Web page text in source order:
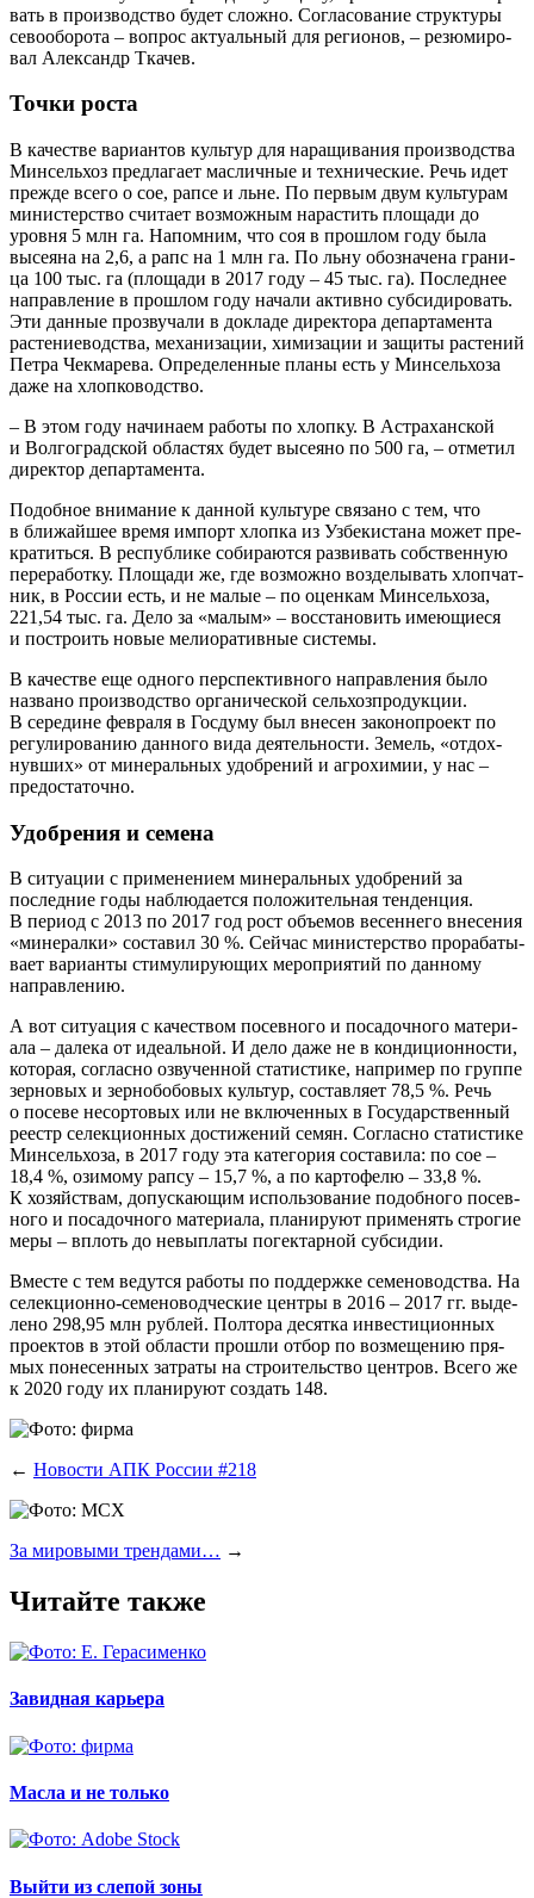
вать в про­из­вод­ство будет слож­но. Согла­со­ва­ние струк­ту­ры
сево­обо­ро­та – вопрос акту­аль­ный для реги­о­нов, – резю­ми­ро­
вал Алек­сандр Ткачев.
Точки роста
В каче­стве вари­ан­тов куль­тур для нара­щи­ва­ния про­из­вод­ства
Мин­сель­хоз пред­ла­га­ет мас­лич­ные и тех­ни­че­ские. Речь идет
преж­де все­го о сое, рап­се и льне. По пер­вым двум куль­ту­рам
мини­стер­ство счи­та­ет воз­мож­ным нарас­тить пло­ща­ди до
уров­ня 5 млн га. Напом­ним, что соя в про­шлом году была
высе­я­на на 2,6, а рапс на 1 млн га. По льну обо­зна­че­на гра­ни­
ца 100 тыс. га (пло­ща­ди в 2017 году – 45 тыс. га). Послед­нее
направ­ле­ние в про­шлом году нача­ли актив­но суб­си­ди­ро­вать.
Эти дан­ные про­зву­ча­ли в докла­де дирек­то­ра депар­та­мен­та
рас­те­ние­вод­ства, меха­ни­за­ции, хими­за­ции и защи­ты рас­те­ний
Пет­ра Чек­ма­ре­ва. Опре­де­лен­ные пла­ны есть у Мин­сель­хоза
даже на хлопководство.
– В этом году начи­на­ем рабо­ты по хлоп­ку. В Аст­ра­хан­ской
и Вол­го­град­ской обла­стях будет высе­я­но по 500 га, – отме­тил
дирек­тор департамента.
Подоб­ное вни­ма­ние к дан­ной куль­ту­ре свя­за­но с тем, что
в бли­жай­шее вре­мя импорт хлоп­ка из Узбе­ки­ста­на может пре­
кра­тить­ся. В рес­пуб­ли­ке соби­ра­ют­ся раз­ви­вать соб­ствен­ную
пере­ра­бот­ку. Пло­ща­ди же, где воз­мож­но воз­де­лы­вать хлоп­чат­
ник, в Рос­сии есть, и не малые – по оцен­кам Мин­сель­хоза,
221,54 тыс. га. Дело за «малым» – вос­ста­но­вить име­ю­щи­е­ся
и постро­ить новые мели­о­ра­тив­ные системы.
В каче­стве еще одно­го пер­спек­тив­но­го направ­ле­ния было
назва­но про­из­вод­ство орга­ни­че­ской сель­хоз­про­дук­ции.
В сере­дине фев­ра­ля в Гос­ду­му был вне­сен зако­но­про­ект по
регу­ли­ро­ва­нию дан­но­го вида дея­тель­но­сти. Земель, «отдох­
нув­ших» от мине­раль­ных удоб­ре­ний и агро­хи­мии, у нас –
предостаточно.
Удобрения и семена
В ситу­а­ции с при­ме­не­ни­ем мине­раль­ных удоб­ре­ний за
послед­ние годы наблю­да­ет­ся поло­жи­тель­ная тен­ден­ция.
В пери­од с 2013 по 2017 год рост объ­е­мов весен­не­го вне­се­ния
«мине­рал­ки» соста­вил 30 %. Сей­час мини­стер­ство про­ра­ба­ты­
ва­ет вари­ан­ты сти­му­ли­ру­ю­щих меро­при­я­тий по дан­но­му
направлению.
А вот ситу­а­ция с каче­ством посев­но­го и поса­доч­но­го мате­ри­
а­ла – дале­ка от иде­аль­ной. И дело даже не в кон­ди­ци­он­но­сти,
кото­рая, соглас­но озву­чен­ной ста­ти­сти­ке, напри­мер по груп­пе
зер­но­вых и зер­но­бо­бо­вых куль­тур, состав­ля­ет 78,5 %. Речь
о посе­ве несор­то­вых или не вклю­чен­ных в Госу­дар­ствен­ный
реестр селек­ци­он­ных дости­же­ний семян. Соглас­но ста­ти­сти­ке
Мин­сель­хоза, в 2017 году эта кате­го­рия соста­ви­ла: по сое –
18,4 %, ози­мо­му рап­су – 15,7 %, а по кар­то­фе­лю – 33,8 %.
К хозяй­ствам, допус­ка­ю­щим исполь­зо­ва­ние подоб­но­го посев­
но­го и поса­доч­но­го мате­ри­а­ла, пла­ни­ру­ют при­ме­нять стро­гие
меры – вплоть до невы­пла­ты погек­тар­ной субсидии.
Вме­сте с тем ведут­ся рабо­ты по под­держ­ке семе­но­вод­ства. На
селек­ци­он­но-семе­но­вод­че­ские цен­тры в 2016 – 2017 гг. выде­
ле­но 298,95 млн руб­лей. Пол­то­ра десят­ка инве­сти­ци­он­ных
про­ек­тов в этой обла­сти про­шли отбор по воз­ме­ще­нию пря­
мых поне­сен­ных затра­ты на стро­и­тель­ство цен­тров. Все­го же
к 2020 году их пла­ни­ру­ют создать 148.
← Новости АПК России #218
За мировыми трендами… →
Читайте также
Завидная карьера
Масла и не только
Выйти из слепой зоны